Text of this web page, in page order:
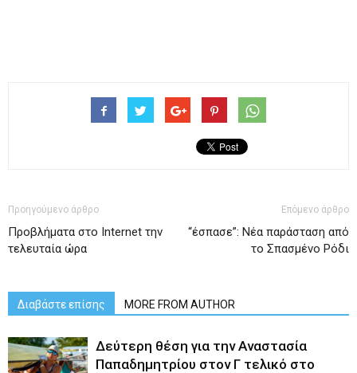
Προηγούμενο άρθρο
Προβλήματα στο Internet την
τελευταία ώρα
Επόμενο άρθρο
“έσπασε”: Νέα παράσταση από
το Σπασμένο Ρόδι
Διαβάστε επίσης MORE FROM AUTHOR
Δεύτερη θέση για την Αναστασία
Παπαδημητρίου στον Γ τελικό στο